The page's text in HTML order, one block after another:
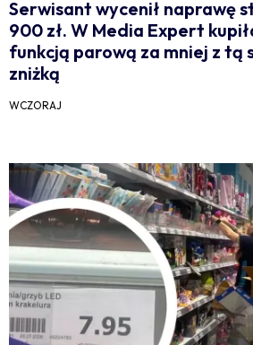
Serwisant wycenił naprawę
900 zł. W Media Expert
funkcją parową za mniej z tą
zniżką
WCZORAJ